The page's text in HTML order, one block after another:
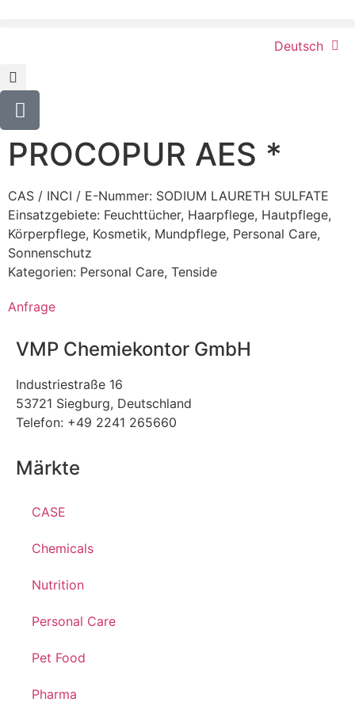
Deutsch
PROCOPUR AES *
CAS / INCI / E-Nummer: SODIUM LAURETH SULFATE
Einsatzgebiete: Feuchttücher, Haarpflege, Hautpflege,
Körperpflege, Kosmetik, Mundpflege, Personal Care,
Sonnenschutz
Kategorien: Personal Care, Tenside
Anfrage
VMP Chemiekontor GmbH
Industriestraße 16
53721 Siegburg, Deutschland
Telefon: +49 2241 265660
Märkte
CASE
Chemicals
Nutrition
Personal Care
Pet Food
Pharma